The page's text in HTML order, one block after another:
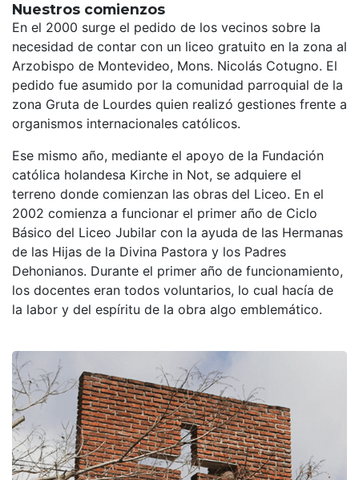
Nuestros comienzos
En el 2000 surge el pedido de los vecinos sobre la
necesidad de contar con un liceo gratuito en la zona al
Arzobispo de Montevideo, Mons. Nicolás Cotugno. El
pedido fue asumido por la comunidad parroquial de la
zona Gruta de Lourdes quien realizó gestiones frente a
organismos internacionales católicos.
Ese mismo año, mediante el apoyo de la Fundación
católica holandesa Kirche in Not, se adquiere el
terreno donde comienzan las obras del Liceo. En el
2002 comienza a funcionar el primer año de Ciclo
Básico del Liceo Jubilar con la ayuda de las Hermanas
de las Hijas de la Divina Pastora y los Padres
Dehonianos. Durante el primer año de funcionamiento,
los docentes eran todos voluntarios, lo cual hacía de
la labor y del espíritu de la obra algo emblemático.